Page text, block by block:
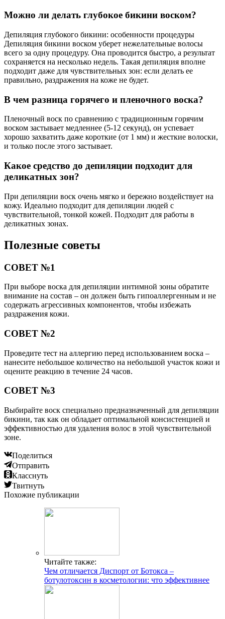
Можно ли делать глубокое бикини воском?
Депиляция глубокого бикини: особенности процедуры
Депиляция бикини воском уберет нежелательные волосы
всего за одну процедуру. Она проводится быстро, а результат
сохраняется на несколько недель. Такая депиляция вполне
подходит даже для чувствительных зон: если делать ее
правильно, раздражения на коже не будет.
В чем разница горячего и пленочного воска?
Пленочный воск по сравнению с традиционным горячим
воском застывает медленнее (5-12 секунд), он успевает
хорошо захватить даже короткие (от 1 мм) и жесткие волоски,
и только после этого застывает.
Какое средство до депиляции подходит для
деликатных зон?
При депиляции воск очень мягко и бережно воздействует на
кожу. Идеально подходит для депиляции людей с
чувствительной, тонкой кожей. Подходит для работы в
деликатных зонах.
Полезные советы
СОВЕТ №1
При выборе воска для депиляции интимной зоны обратите
внимание на состав – он должен быть гипоаллергенным и не
содержать агрессивных компонентов, чтобы избежать
раздражения кожи.
СОВЕТ №2
Проведите тест на аллергию перед использованием воска –
нанесите небольшое количество на небольшой участок кожи и
оцените реакцию в течение 24 часов.
СОВЕТ №3
Выбирайте воск специально предназначенный для депиляции
бикини, так как он обладает оптимальной консистенцией и
эффективностью для удаления волос в этой чувствительной
зоне.
Поделиться
Отправить
Класснуть
Твитнуть
Похожие публикации
Читайте также:
Чем отличается Диспорт от Ботокса –
ботулотоксин в косметологии: что эффективнее